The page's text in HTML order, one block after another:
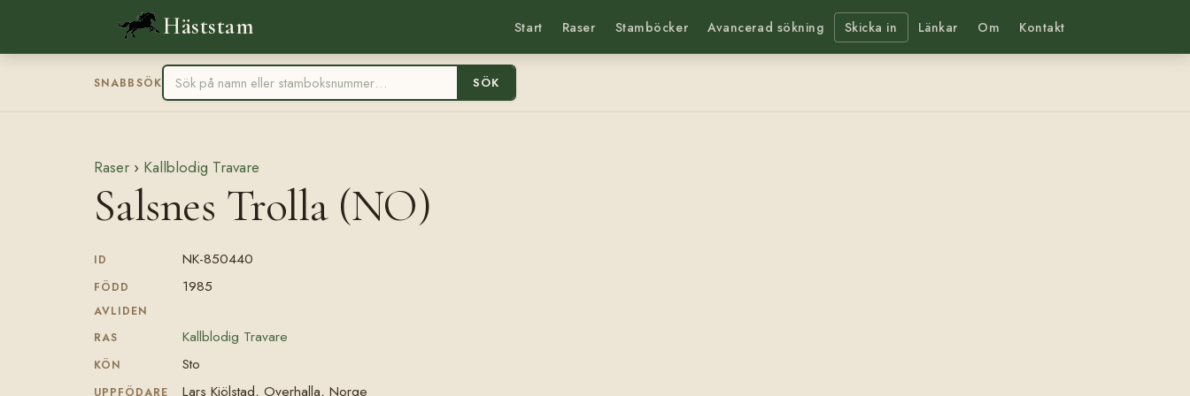
Häststam Start Raser Stamböcker Avancerad sökning Skicka in Länkar Om Kontakt
SNABBSÖK SÖK
Raser › Kallblodig Travare
Salsnes Trolla (NO)
ID NK-850440
FÖDD 1985
AVLIDEN
RAS
Kallblodig Travare
KÖN Sto
UPPFÖDARE Lars Kjölstad, Overhalla, Norge